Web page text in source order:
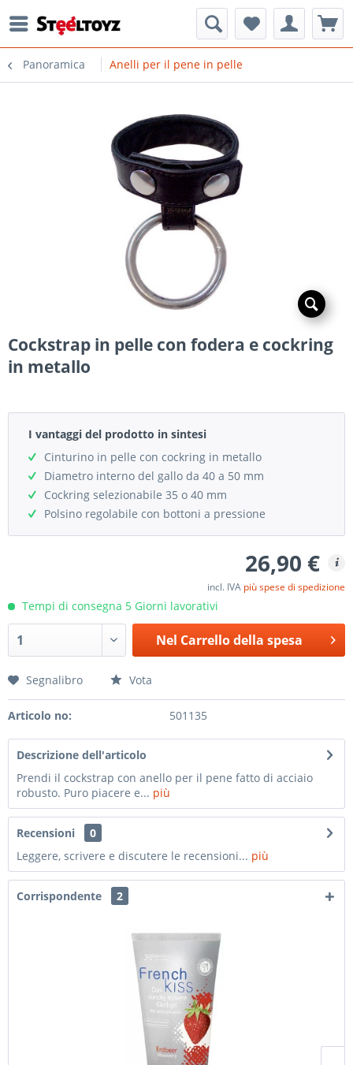
Panoramica Anelli per il pene in pelle
Cockstrap in pelle con fodera e cockring
in metallo
I vantaggi del prodotto in sintesi
Cinturino in pelle con cockring in metallo
Diametro interno del gallo da 40 a 50 mm
Cockring selezionabile 35 o 40 mm
Polsino regolabile con bottoni a pressione
26,90 €
incl. IVA più spese di spedizione
Tempi di consegna 5 Giorni lavorativi
Nel Carrello della spesa
Segnalibro Vota
Articolo no: 501135
Descrizione dell'articolo
Prendi il cockstrap con anello per il pene fatto di acciaio
robusto. Puro piacere e... più
Recensioni
0
Leggere, scrivere e discutere le recensioni... più
Corrispondente 2